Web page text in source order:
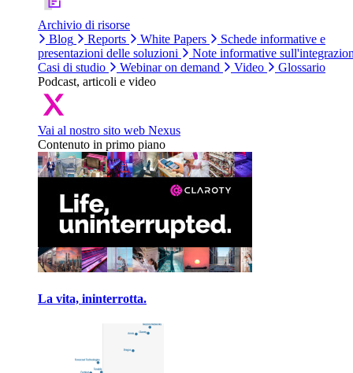
Archivio di risorse
Blog
Reports White Papers
Schede informative e
presentazioni delle soluzioni
Note informative
Casi di studio
Webinar on demand Video
Glossario
Podcast, articoli e video
Vai al nostro sito web Nexus
Contenuto in primo piano
La vita, ininterrotta.